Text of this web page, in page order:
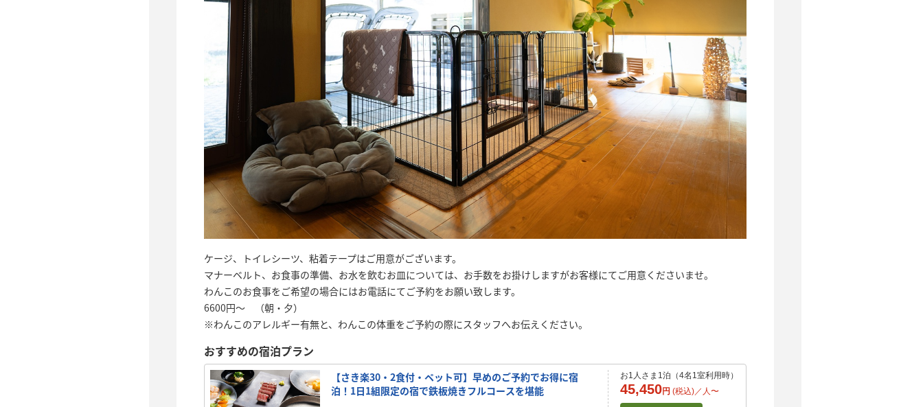
ケージ、トイレシーツ、粘着テープはご用意がございます。
マナーベルト、お食事の準備、お水を飲むお皿については、お手数をお掛けしますがお客様にてご用意くださいませ。
わんこのお食事をご希望の場合にはお電話にてご予約をお願い致します。
6600円～ （朝・夕）
※わんこのアレルギー有無と、わんこの体重をご予約の際にスタッフへお伝えください。
おすすめの宿泊プラン
【さき楽30・2食付・ペット可】早めのご予約でお得に宿
泊！1日1組限定の宿で鉄板焼きフルコースを堪能
お1人さま1泊（4名1室利用時）
45,450円 (税込)／ 人 〜